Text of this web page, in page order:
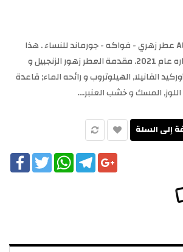
Alibi Oscar de la Renta عطر زهري - فواكه - جورماند للنساء . هذا
عطر جديد Alibi تم إصداره عام 2021. مقدمة العطر زهور الزنجبيل و
الفانيلا, الهيلوتروب و رائحه الماء; قاعدة
المسك و خشب العنبر....
Twitter
WhatsAppTelegramGoogle+